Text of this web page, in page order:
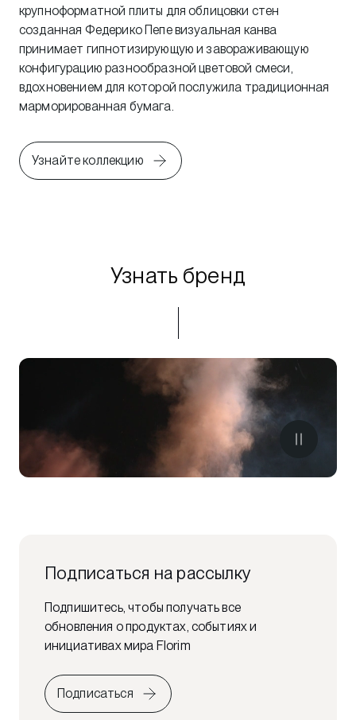
крупноформатной плиты для облицовки стен
созданная Федерико Пепе визуальная канва
принимает гипнотизирующую и завораживающую
конфигурацию разнообразной цветовой смеси,
вдохновением для которой послужила традиционная
марморированная бумага.
Узнайте коллекцию
Узнать бренд
Подписаться на рассылку
Подпишитесь, чтобы получать все
обновления о продуктах, событиях и
инициативах мира Florim
Подписаться